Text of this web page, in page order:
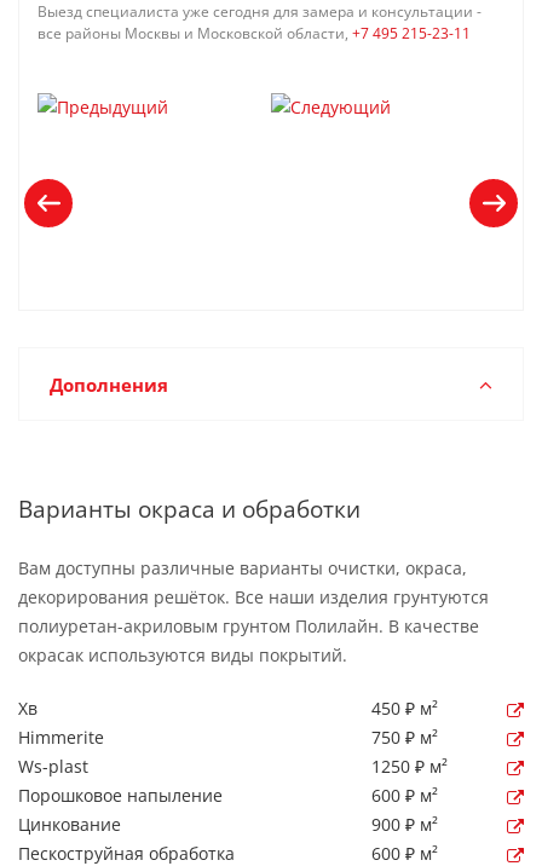
Выезд специалиста уже сегодня для замера и консультации -
все районы Москвы и Московской области, +7 495 215-23-11
Дополнения
Варианты окраса и обработки
Вам доступны различные варианты очистки, окраса,
декорирования решёток. Все наши изделия грунтуются
полиуретан-акриловым грунтом Полилайн. В качестве
окрасак используются виды покрытий.
Хв
450 ₽ м²
Himmerite
750 ₽ м²
Ws-plast
1250 ₽ м²
Порошковое напыление
600 ₽ м²
Цинкование
900 ₽ м²
Пескоструйная обработка
600 ₽ м²